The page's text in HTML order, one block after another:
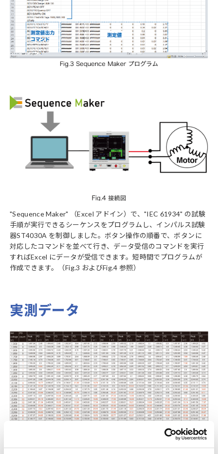
"Sequence Maker" （Excel アドイン）で、"IEC 61934" の試験
手順が実行できるシーケンスをプログラムし、インパルス試験
器ST4030A を制御しました。ボタン操作の順番で、ボタンに
対応したコマンドを並べて行き、データ受信のコマンドを実行
すればExcel にデータが受信できます。短時間でプログラムが
作成できます。（Fig.3 およびFig.4 参照）
実測データ